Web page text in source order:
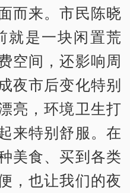
而来。市民陈晓
就是一块闲置荒
空间，还影响周
夜市后变化特别
亮，环境卫生打
来特别舒服。在
美食、买到各类
，也让我们的夜